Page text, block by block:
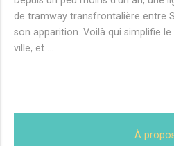
de tramway transfrontalière entre
son apparition. Voilà qui simplifie le
ville, et …
À